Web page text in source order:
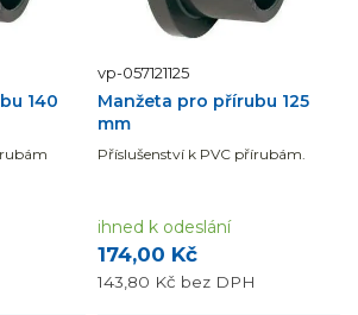
140
vp-057121125
Manžeta pro přírubu 125
mm
Příslušenství k PVC přírubám.
174,00 Kč
143,80 Kč bez DPH
ihned k odeslání